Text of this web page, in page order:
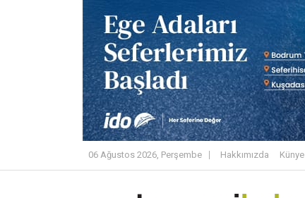
06 Ağustos 2026, Perşembe Hakkımızda Künye